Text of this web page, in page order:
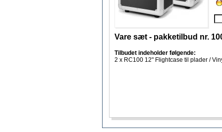
Vare sæt - pakketilbud nr.
Tilbudet indeholder følgende:
2 x RC100 12" Flightcase til plader /